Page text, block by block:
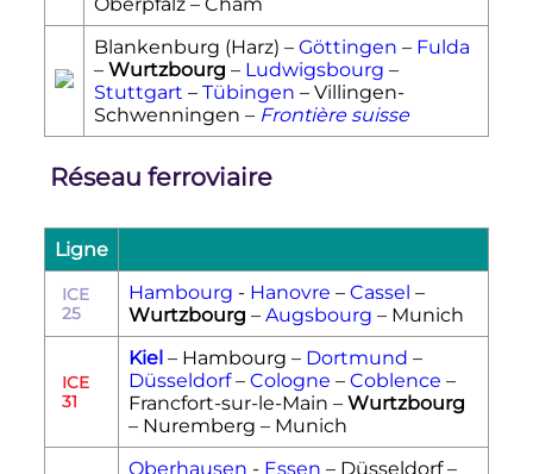
Blankenburg (Harz) – Göttingen – Fulda
– Wurtzbourg – Ludwigsbourg –
Stuttgart – Tübingen – Villingen-
Schwenningen – Frontière suisse
Réseau ferroviaire
Ligne
ICE
25
Hambourg - Hanovre – Cassel –
Wurtzbourg – Augsbourg – Munich
ICE
31
Kiel – Hambourg – Dortmund –
Düsseldorf– Cologne – Coblence –
Francfort-sur-le-Main – Wurtzbourg
– Nuremberg – Munich
Oberhausen - Essen – Düsseldorf –